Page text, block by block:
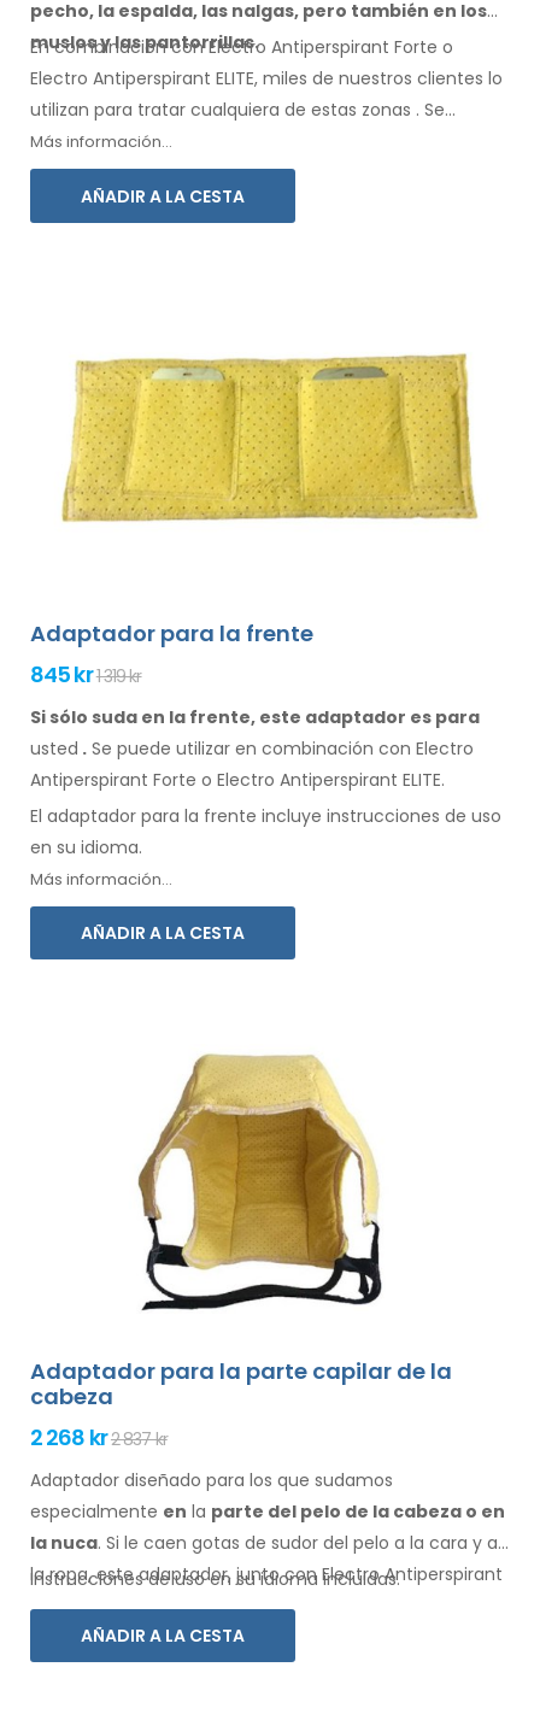
pecho, la espalda, las nalgas, pero también en los
muslosy las pantorrillas.
En combinación con Electro Antiperspirant Forte o
Electro Antiperspirant ELITE, miles de nuestros clientes lo
utilizan para tratar cualquiera de estas zonas . Se
incluyen instrucciones de
Más información...
AÑADIR A LA CESTA
Adaptador para la frente
845 kr1 319 kr
Si sólo suda en la frente, este adaptador es para
usted . Se puede utilizar en combinación con Electro
Antiperspirant Forte o Electro Antiperspirant ELITE.
El adaptador para la frente incluye instrucciones de uso
en su idioma.
Más información...
AÑADIR A LA CESTA
Adaptador para la parte capilar de la
cabeza
2 268 kr2 837 kr
Adaptador diseñado para los que sudamos
especialmente en la parte del pelo de la cabeza o en
la nuca. Si le caen gotas de sudor del pelo a la cara y a
la ropa, este adaptador, junto con Electro Antiperspirant
Forte o Electro Antiperspirant ELITE, es para usted.
Instrucciones de uso en su idioma incluidas.
AÑADIR A LA CESTA